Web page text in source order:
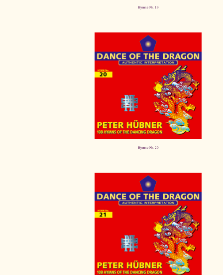
Hymne Nr. 19
Hymne Nr. 20